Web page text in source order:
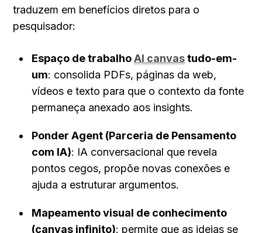
traduzem em benefícios diretos para o
pesquisador:
Espaço de trabalho AI canvas tudo-em-
um: consolida PDFs, páginas da web,
vídeos e texto para que o contexto da fonte
permaneça anexado aos insights.
Ponder Agent (Parceria de Pensamento
com IA): IA conversacional que revela
pontos cegos, propõe novas conexões e
ajuda a estruturar argumentos.
Mapeamento visual de conhecimento
(canvas infinito): permite que as ideias se